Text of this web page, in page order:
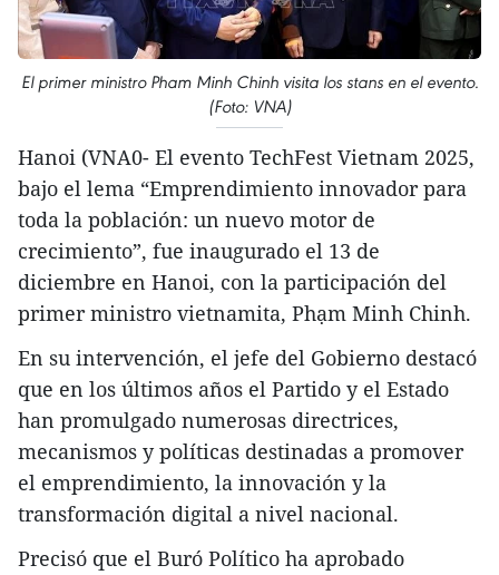
El primer ministro Pham Minh Chinh visita los stans en el evento.
(Foto: VNA)
Hanoi (VNA0- El evento TechFest Vietnam 2025,
bajo el lema “Emprendimiento innovador para
toda la población: un nuevo motor de
crecimiento”, fue inaugurado el 13 de
diciembre en Hanoi, con la participación del
primer ministro vietnamita, Phạm Minh Chinh.
En su intervención, el jefe del Gobierno destacó
que en los últimos años el Partido y el Estado
han promulgado numerosas directrices,
mecanismos y políticas destinadas a promover
el emprendimiento, la innovación y la
transformación digital a nivel nacional.
Precisó que el Buró Político ha aprobado